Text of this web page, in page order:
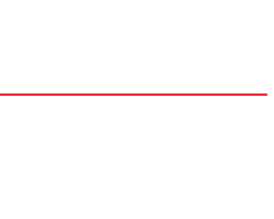
за лични данни
на работния ден.